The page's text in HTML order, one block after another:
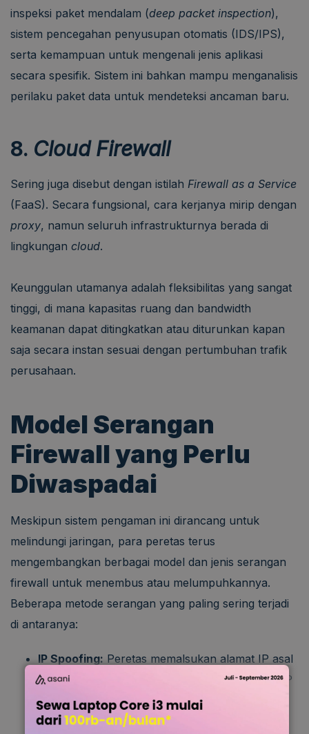
inspeksi paket mendalam (deep packet inspection),
sistem pencegahan penyusupan otomatis (IDS/IPS),
serta kemampuan untuk mengenali jenis aplikasi
secara spesifik. Sistem ini bahkan mampu menganalisis
perilaku paket data untuk mendeteksi ancaman baru.
8. Cloud Firewall
Sering juga disebut dengan istilah Firewall as a Service
(FaaS). Secara fungsional, cara kerjanya mirip dengan
proxy, namun seluruh infrastrukturnya berada di
lingkungan cloud.
Keunggulan utamanya adalah fleksibilitas yang sangat
tinggi, di mana kapasitas ruang dan bandwidth
keamanan dapat ditingkatkan atau diturunkan kapan
saja secara instan sesuai dengan pertumbuhan trafik
perusahaan.
Model Serangan
Firewall yang Perlu
Diwaspadai
Meskipun sistem pengaman ini dirancang untuk
melindungi jaringan, para peretas terus
mengembangkan berbagai model dan jenis serangan
firewall untuk menembus atau melumpuhkannya.
Beberapa metode serangan yang paling sering terjadi
di antaranya:
IP Spoofing: Peretas memalsukan alamat IP asal
paket data mereka agar terlihat seperti alamat IP
internal yang tepercaya, dengan harapan bisa
mengelabui jenis filter firewall konvensional.